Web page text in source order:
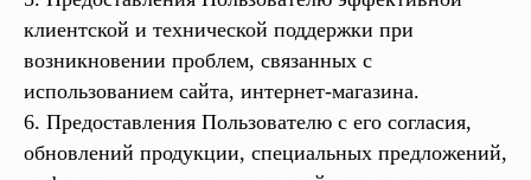
клиентской и технической поддержки при
возникновении проблем, связанных с
использованием сайта, интернет-магазина.
6. Предоставления Пользователю с его согласия,
обновлений продукции, специальных предложений,